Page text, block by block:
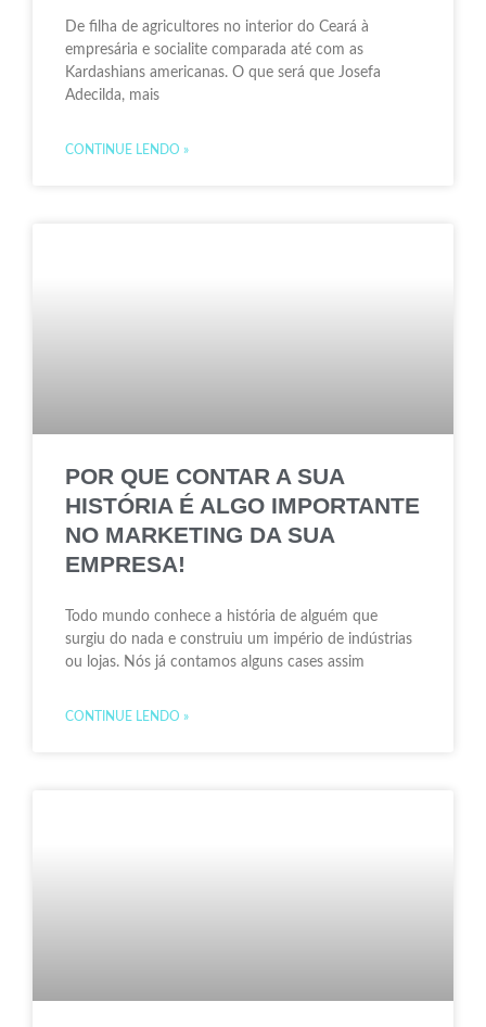
De filha de agricultores no interior do Ceará à
empresária e socialite comparada até com as
Kardashians americanas. O que será que Josefa
Adecilda, mais
CONTINUE LENDO »
POR QUE CONTAR A SUA
HISTÓRIA É ALGO IMPORTANTE
NO MARKETING DA SUA
EMPRESA!
Todo mundo conhece a história de alguém que
surgiu do nada e construiu um império de indústrias
ou lojas. Nós já contamos alguns cases assim
CONTINUE LENDO »